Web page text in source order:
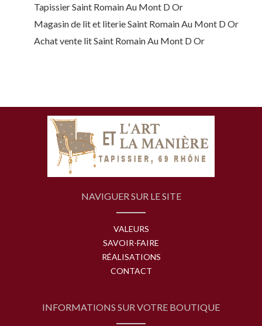
Tapissier Saint Romain Au Mont D Or
Magasin de lit et literie Saint Romain Au Mont D Or
Achat vente lit Saint Romain Au Mont D Or
NAVIGUER SUR LE SITE
VALEURS
SAVOIR-FAIRE
RÉALISATIONS
CONTACT
INFORMATIONS SUR VOTRE BOUTIQUE